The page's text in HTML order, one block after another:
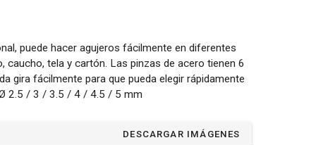
puede hacer agujeros fácilmente en diferentes
caucho, tela y cartón. Las pinzas de acero tienen 6
gira fácilmente para que pueda elegir rápidamente
2.5 / 3 / 3.5 / 4 / 4.5 / 5 mm
DESCARGAR IMÁGENES